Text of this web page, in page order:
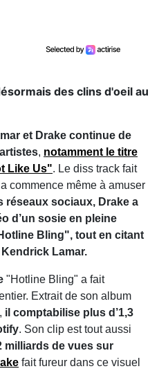
des clins d'oeil au
et Drake continue de
, notamment le titre
Like Us". Le diss track fait
commence même à amuser
réseaux sociaux, Drake a
d’un sosie en pleine
Bling", tout en citant
Lamar.
"Hotline Bling" a fait
Extrait de son album
il comptabilise plus d’1,3
. Son clip est tout aussi
milliards de vues sur
fait fureur dans ce visuel